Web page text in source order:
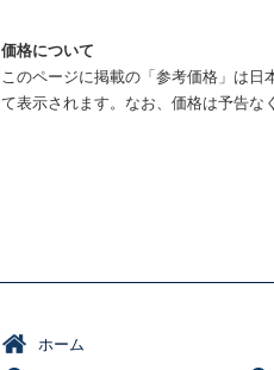
価格について
このページに掲載の「参考価格」は
て表示されます。なお、価格は予告な
ホーム